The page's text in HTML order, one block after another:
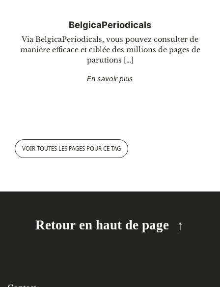
BelgicaPeriodicals
Via BelgicaPeriodicals, vous pouvez consulter de
manière efficace et ciblée des millions de pages de
parutions […]
En savoir plus
VOIR TOUTES LES PAGES POUR CE TAG
Retour en haut de page